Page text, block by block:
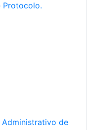
Protocolo.
de